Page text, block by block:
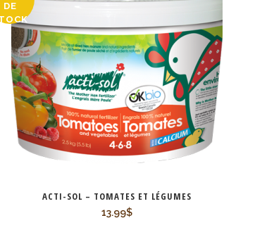
DE
ACTI-SOL – TOMATES ET LÉGUMES
13.99$